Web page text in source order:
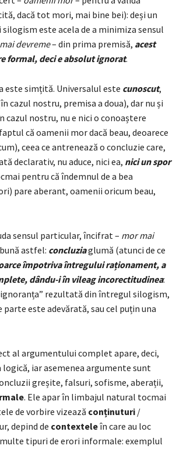
dacă tot mori, mai bine bei): deși un
este acela de a minimiza sensul
devreme– din prima premisă, acest
formal, deci e absolut ignorat.
este simțită. Universalul este cunoscut,
cazul nostru, premisa a doua), dar nu și
cazul nostru, nu e nici o conoaștere
că oamenii mor dacă beau, deoarece
ceea ce antrenează o concluzie care,
declarativ, nu aduce, nici ea, nici un spor
pentru că îndemnul de a bea
pare aberant, oamenii oricum beau,
sensul particular, încifrat – mor mai
astfel: concluziaglumă (atunci de ce
împotriva întregului raționament, a
dându-i în vileag incorectitudinea:
rezultată din întregul silogism,
parte este adevărată, sau cel puțin una
al argumentului complet apare, deci,
iar asemenea argumente sunt
greșite, falsuri, sofisme, aberații,
. Ele apar în limbajul natural tocmai
de vorbire vizează conținuturi /
depind de contexteleîn care au loc
tipuri de erori informale: exemplul